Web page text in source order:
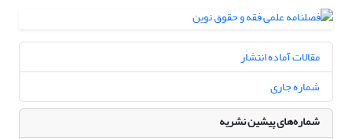
مقالات آماده انتشار
شماره جاری
شماره‌های پیشین نشریه